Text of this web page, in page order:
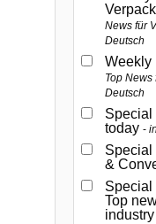
News für
Deutsch
Weekly
Top
Deutsch
Special
today
Special
&
Special
Top